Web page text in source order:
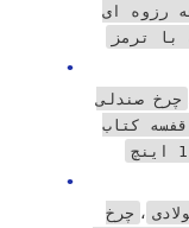
رزوه ای
با ترمز
چرخ صندلی
کتاب
، چرخ